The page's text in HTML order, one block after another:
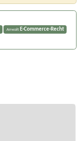
Anwalt E-Commerce-Recht